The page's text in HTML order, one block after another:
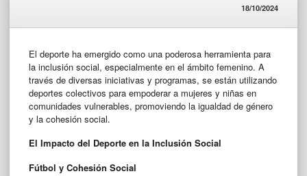
18/10/2024
El deporte ha emergido como una poderosa herramienta para
la inclusión social, especialmente en el ámbito femenino. A
través de diversas iniciativas y programas, se están utilizando
deportes colectivos para empoderar a mujeres y niñas en
comunidades vulnerables, promoviendo la igualdad de género
y la cohesión social.
El Impacto del Deporte en la Inclusión Social
Fútbol y Cohesión Social